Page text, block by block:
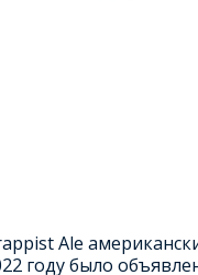
Ale
году было